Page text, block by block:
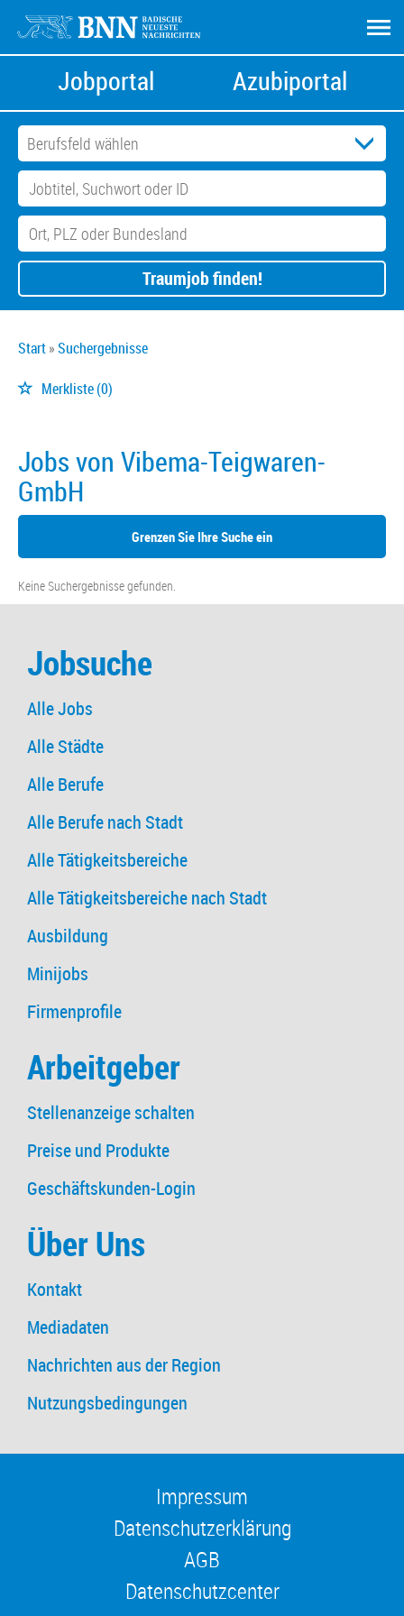
Jobportal Azubiportal
Traumjob finden!
Start Suchergebnisse
Merkliste(0)
Jobs von Vibema-Teigwaren-
GmbH
Grenzen Sie Ihre Suche ein
Keine Suchergebnisse gefunden.
Jobsuche
Alle Jobs
Alle Städte
Alle Berufe
Alle Berufe nach Stadt
Alle Tätigkeitsbereiche
Alle Tätigkeitsbereiche nach Stadt
Ausbildung
Minijobs
Firmenprofile
Arbeitgeber
Stellenanzeige schalten
Preise und Produkte
Geschäftskunden-Login
Über Uns
Kontakt
Mediadaten
Nachrichten aus der Region
Nutzungsbedingungen
Impressum
Datenschutzerklärung
AGB
Datenschutzcenter